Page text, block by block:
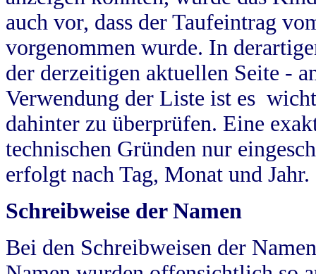
auch vor, dass der Taufeintrag
vorgenommen wurde. In
der derzeitigen aktuellen Seite -
Verwendung der Liste ist es
dahinter zu überprüfen. Eine
technischen Gründen nur
erfolgt nach Tag, Monat und Jahr.
Schreibweise der Namen
Bei den Schreibweisen der